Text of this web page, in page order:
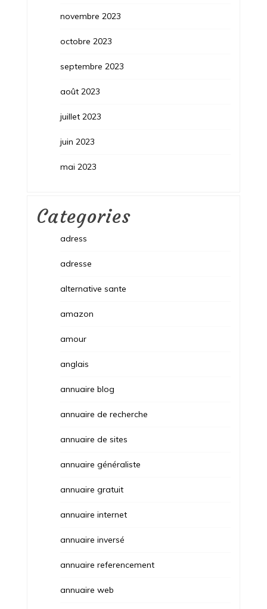
novembre 2023
octobre 2023
septembre 2023
août 2023
juillet 2023
juin 2023
mai 2023
Categories
adress
adresse
alternative sante
amazon
amour
anglais
annuaire blog
annuaire de recherche
annuaire de sites
annuaire généraliste
annuaire gratuit
annuaire internet
annuaire inversé
annuaire referencement
annuaire web